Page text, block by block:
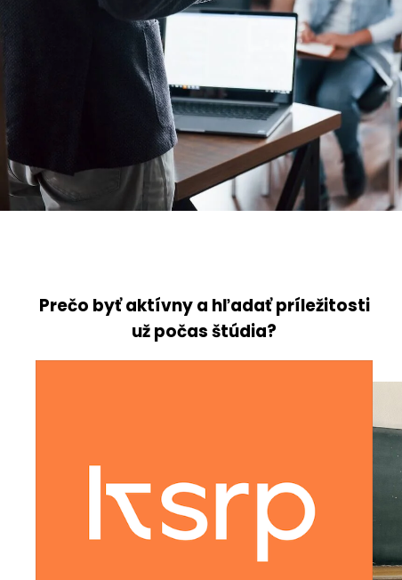
Prečo byť aktívny a hľadať príležitosti
už počas štúdia?